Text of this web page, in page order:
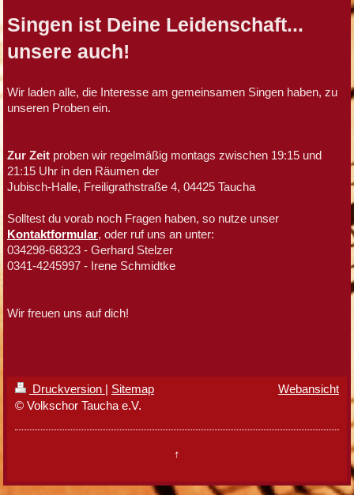
Singen ist Deine Leidenschaft...
unsere auch!
Wir laden alle, die Interesse am gemeinsamen Singen haben, zu
unseren Proben ein.
Zur Zeitproben wir regelmäßig montags zwischen 19:15 und
21:15 Uhr in den Räumen der
Jubisch-Halle, Freiligrathstraße 4, 04425 Taucha
Solltest du vorab noch Fragen haben, so nutze unser
Kontaktformular, oder ruf uns an unter:
034298-68323 - Gerhard Stelzer
0341-4245997 - Irene Schmidtke
Wir freuen uns auf dich!
Druckversion | Sitemap
© Volkschor Taucha e.V.
Webansicht
↑